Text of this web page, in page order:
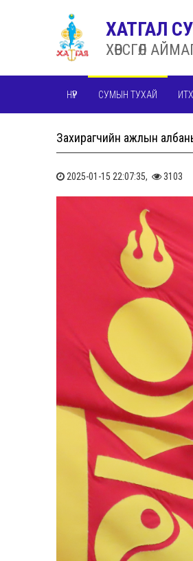
ХАТГАЛ
ХӨВСГӨЛ
НҮҮР СУМЫН ТУХАЙ ИТХ
Захирагчийн ажлын
2025-01-15 22:07:35, 3103